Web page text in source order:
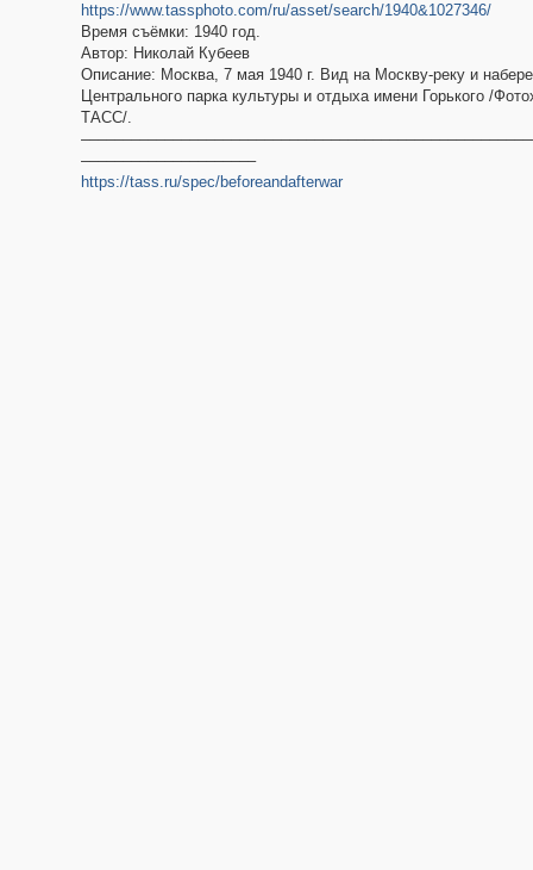
https://www.tassphoto.com/ru/asset/search/1940&1027346/
Время съёмки: 1940 год.
Автор: Николай Кубеев
Описание: Москва, 7 мая 1940 г. Вид на Москву-реку и
Центрального парка культуры и отдыха имени Горького /
ТАСС/.
–––––––––––––––––––––
https://tass.ru/spec/beforeandafterwar